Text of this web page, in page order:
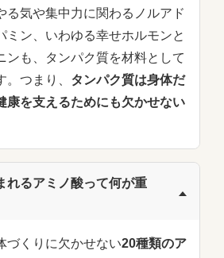
る気や集中力に関わるノルアド
ミン、いわゆる幸せホルモンと
ンも、タンパク質を材料として
つまり、 タンパク質は身体だ
康を支えるためにも欠かせない
れるアミノ酸って何が重
づくりに欠かせない20種類のア